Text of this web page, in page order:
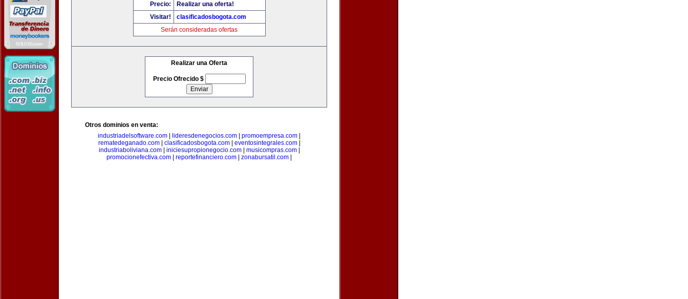
Precio:
Realizar una oferta!
Visitar!
clasificadosbogota.com
Serán consideradas ofertas
Realizar una Oferta
Precio Ofrecido $
Otros dominios en venta:
industriadelsoftware.com
lideresdenegocios.com promoempresa.com
rematedeganado.com| clasificadosbogota.com| eventosintegrales.com|
industriaboliviana.com| iniciesupropionegocio.com| musicompras.com|
promocionefectiva.com
reportefinanciero.com zonabursatil.com